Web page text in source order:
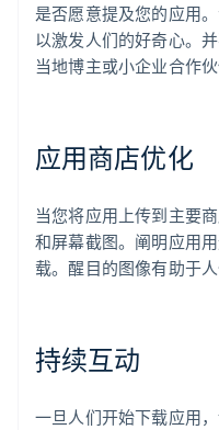
是否愿意提及您的应用
以激发人们的好奇心。
当地博主或小企业合作
应用商店优化
当您将应用上传到主要
和屏幕截图。阐明应用
载。醒目的图像有助于
持续互动
一旦人们开始下载应用